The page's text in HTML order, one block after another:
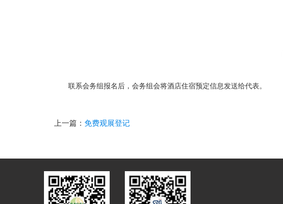
联系会务组报名后，会务组会将酒店住宿预定信息发送给代表。
上一篇： 免费观展登记